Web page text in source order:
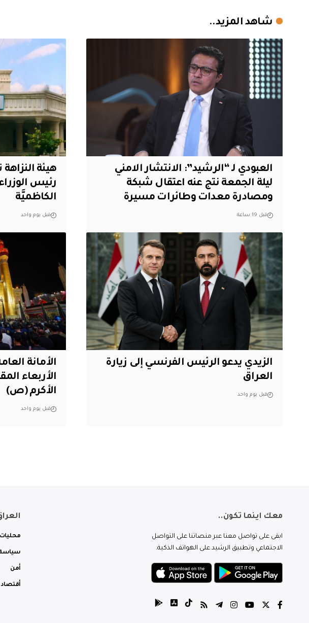
شاهد المزيد..
العبودي لـ “الرشيد”: الانتشار الامني
ليلة الجمعة نتج عنه اعتقال شبكة
ومصادرة معدات وطائرات مسيرة
قبل 19 ساعة
هيئة
رئيس
الكاظميَّة
قبل يوم واحد
الزيدي يدعو الرئيس الفرنسي إلى زيارة
العراق
قبل يوم واحد
الأمانة
الأربعاء
الأكرم (ص)
قبل يوم واحد
معك اينما تكون..
ابقى على تواصل معنا عبر منصاتنا على التواصل
الاجتماعي وتطبيق الرشيد على الهواتف الذكية.
محليات
أمن
أقتصاد